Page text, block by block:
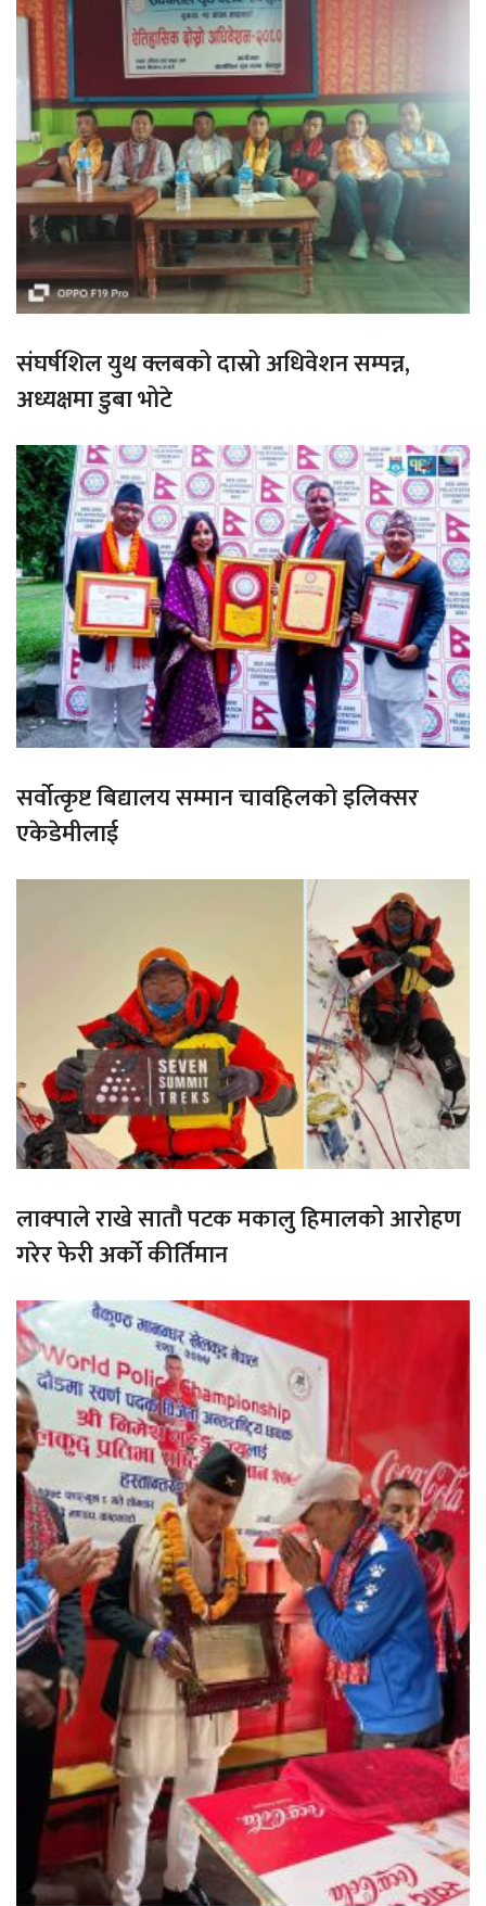
संघर्षशिल युथ क्लबको दास्रो अधिवेशन सम्पन्न,
अध्यक्षमा डुबा भोटे
सर्वोत्कृष्ट बिद्यालय सम्मान चावहिलको इलिक्सर
एकेडेमीलाई
लाक्पाले राखे सातौ पटक मकालु हिमालको आरोहण
गरेर फेरी अर्को कीर्तिमान